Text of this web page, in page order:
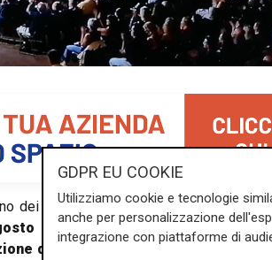
a
y
i
d
e
dei borghi più belli della Riviera ligure.
Cervo, cittadella medievale in
del Festival Internazionale di
GDPR EU COOKIE
Utilizziamo cookie e tecnologie
anche per personalizzazione
integrazione con piattaforme di